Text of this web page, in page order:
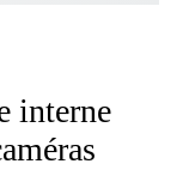
interne